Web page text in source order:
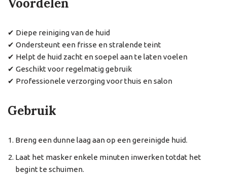
Voordelen
✔ Diepe reiniging van de huid
✔ Ondersteunt een frisse en stralende teint
✔ Helpt de huid zacht en soepel aan te laten voelen
✔ Geschikt voor regelmatig gebruik
✔ Professionele verzorging voor thuis en salon
Gebruik
Breng een dunne laag aan op een gereinigde huid.
Laat het masker enkele minuten inwerken totdat het
begint te schuimen.